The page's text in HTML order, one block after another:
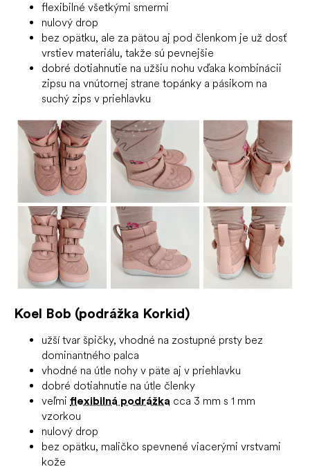
flexibilné všetkými smermi
nulový drop
bez opätku, ale za pätou aj pod členkom je už dosť
vrstiev materiálu, takže sú pevnejšie
dobré dotiahnutie na užšiu nohu vďaka kombinácii
zipsu na vnútornej strane topánky a pásikom na
suchý zips v priehlavku
Koel Bob (podrážka Korkid)
užší tvar špičky, vhodné na zostupné prsty bez
dominantného palca
vhodné na útle nohy v päte aj v priehlavku
dobré dotiahnutie na útle členky
veľmi flexibilná podrážka cca 3 mm s 1 mm
vzorkou
nulový drop
bez opätku, maličko spevnené viacerými vrstvami
kože